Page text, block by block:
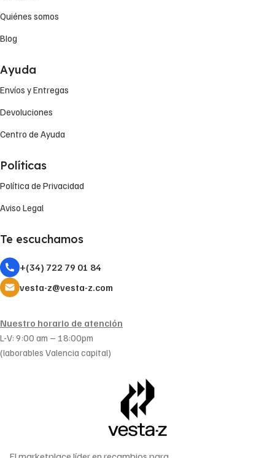
Quiénes somos
Blog
Ayuda
Envíos y Entregas
Devoluciones
Centro de Ayuda
Políticas
Política de Privacidad
Aviso Legal
Te escuchamos
+(34) 722 79 01 84
vesta-z@vesta-z.com
Nuestro horario de atención
L-V: 9:00 am – 18:00pm
(laborables Valencia capital)